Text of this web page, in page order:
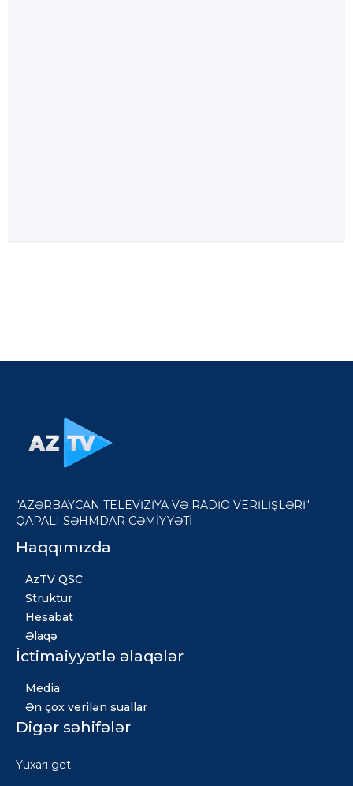
"AZƏRBAYCAN TELEVİZİYA VƏ RADİO VERİLİŞLƏRİ"
QAPALI SƏHMDAR CƏMİYYƏTİ
Haqqımızda
AzTV QSC
Struktur
Hesabat
Əlaqə
İctimaiyyətlə əlaqələr
Media
Ən çox verilən suallar
Digər səhifələr
Xəbərlər
Yuxarı get